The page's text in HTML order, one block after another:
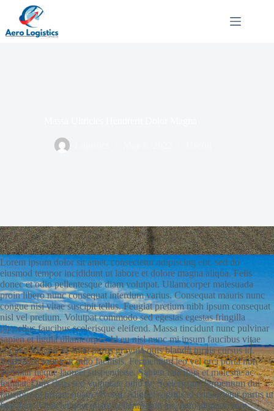
Lorem ipsum dolor sit amet, consectetur adipiscing elit, sed do
eiusmod tempor incididunt ut labore et dolore magna aliqua. Felis
donec et odio pellentesque diam volutpat. Ullamcorper malesuada
proin libero nunc consequat interdum varius. Consequat mauris nunc
congue nisi vitae suscipit tellus. Feugiat pretium nibh ipsum consequat
nisl vel pretium. Volutpat commodo sed egestas egestas fringilla
phasellus faucibus scelerisque eleifend. Massa tincidunt nunc pulvinar
sapien et ligula ullamcorper. Id eu nisl nunc mi ipsum faucibus vitae
aliquet. Magna sit amet purus gravida quis blandit turpis cursus in.
Sagittis eu volutpat odio facilisis. Fermentum leo vel orci porta non
pulvinar neque laoreet suspendisse. Sapien faucibus et molestie ac
feugiat. Quis risus sed vulputate odio ut. Scelerisque fermentum dui
faucibus in ornare quam viverra. Aliquet sagittis id consectetur purus ut
faucibus. Vitae tempus quam pellentesque nec nam aliquam sem.